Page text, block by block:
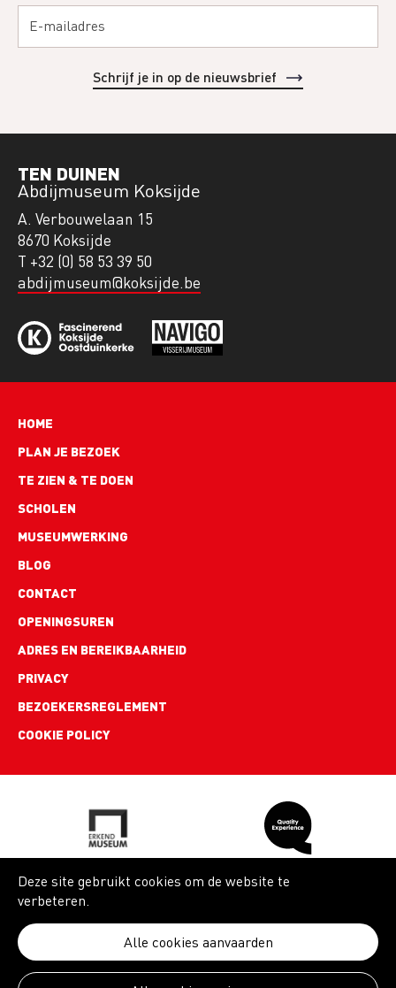
TEN DUINEN
Abdijmuseum Koksijde
A. Verbouwelaan 15
8670 Koksijde
T +32 (0) 58 53 39 50
abdijmuseum@koksijde.be
Hoofdnavigatie
HOME
PLAN JE BEZOEK
TE ZIEN & TE DOEN
SCHOLEN
MUSEUMWERKING
BLOG
Footer
links
CONTACT
OPENINGSUREN
ADRES EN BEREIKBAARHEID
PRIVACY
BEZOEKERSREGLEMENT
COOKIE POLICY
Deze site gebruikt cookies om de website te
verbeteren.
Alle cookies aanvaarden